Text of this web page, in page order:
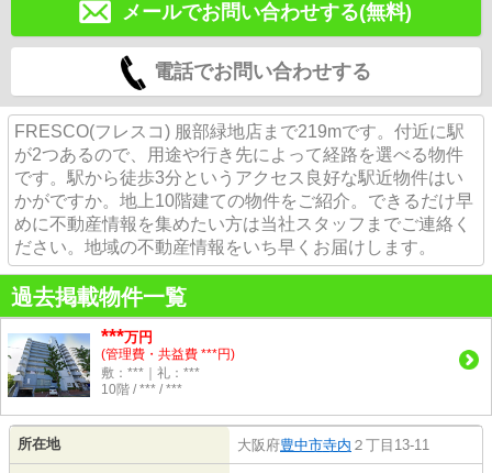
メールでお問い合わせする(無料)
電話でお問い合わせする
FRESCO(フレスコ) 服部緑地店まで219mです。付近に駅
が2つあるので、用途や行き先によって経路を選べる物件
です。駅から徒歩3分というアクセス良好な駅近物件はい
かがですか。地上10階建ての物件をご紹介。できるだけ早
めに不動産情報を集めたい方は当社スタッフまでご連絡く
ださい。地域の不動産情報をいち早くお届けします。
過去掲載物件一覧
***万円
(管理費・共益費 ***円)
敷：***｜礼：***
10階 / *** / ***
所在地 大阪府豊中市寺内 ２丁目13-11